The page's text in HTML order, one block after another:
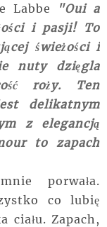
Labbe
"Oui a
i pasji! To
świeżości i
nuty dzięgla
roży. Ten
delikatnym
z elegancją
to zapach
porwała.
co lubię
ciału. Zapach,